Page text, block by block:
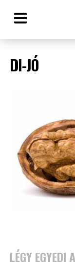
DI-JÓ
LÉGY EGYEDI